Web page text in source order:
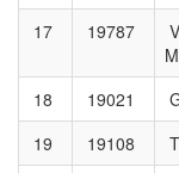
17
19787
18 19021
19
19108